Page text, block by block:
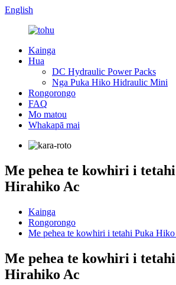
English
Kainga
Hua
DC Hydraulic Power Packs
Nga Puka Hiko Hidraulic Mini
Rongorongo
FAQ
Mo matou
Whakapā mai
Me pehea te kowhiri i
Hirahiko Ac
Kainga
Rongorongo
Me pehea te kowhiri i tetahi Puka
Me pehea te kowhiri i
Hirahiko Ac